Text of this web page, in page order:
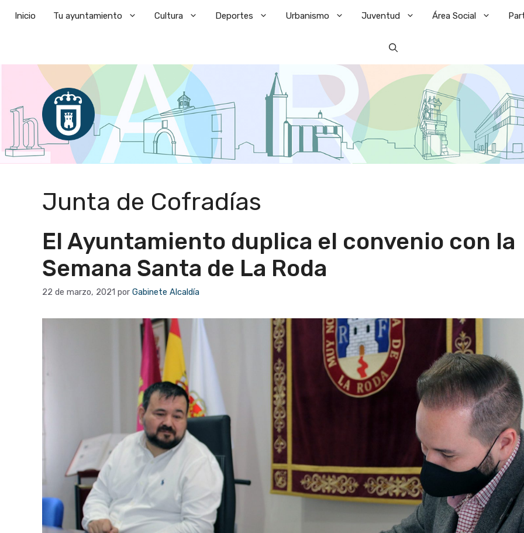
Inicio Tu ayuntamiento Cultura Deportes Urbanismo Juventud Área Social
Junta de Cofradías
El Ayuntamiento duplica el convenio con la
Semana Santa de La Roda
22 de marzo, 2021 por Gabinete Alcaldía